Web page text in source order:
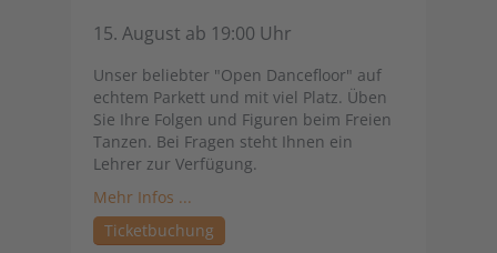
15. August ab 19:00 Uhr
Unser beliebter "Open Dancefloor" auf
echtem Parkett und mit viel Platz. Üben
Sie Ihre Folgen und Figuren beim Freien
Tanzen. Bei Fragen steht Ihnen ein
Lehrer zur Verfügung.
Mehr Infos ...
Ticketbuchung